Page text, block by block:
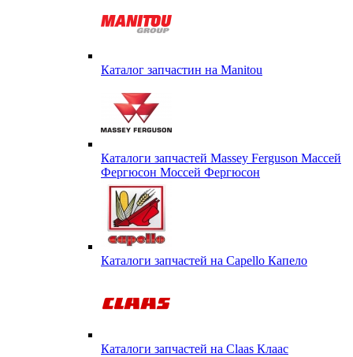
Каталог запчастин на Маnitou
Каталоги запчастей Massey Ferguson Массей
Фергюсон Моссей Фергюсон
Каталоги запчастей на Capello Капело
Каталоги запчастей на Claas Клаас